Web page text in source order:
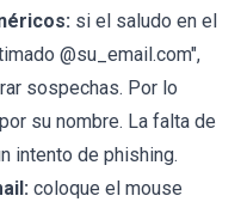
si el saludo en el
@su_email.com",
sospechas. Por lo
su nombre. La falta de
intento de phishing.
coloque el mouse